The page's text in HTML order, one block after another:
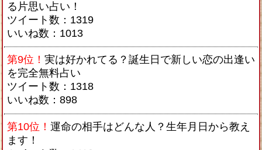
る片思い占い！
ツイート数：1319
いいね数：1013
第9位！ 実は好かれてる？誕生日で新しい恋の出逢い
を完全無料占い
ツイート数：1318
いいね数：898
第10位！ 運命の相手はどんな人？生年月日から教え
ます！